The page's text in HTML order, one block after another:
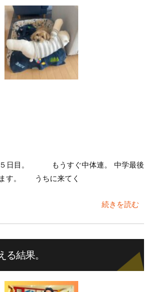
５日目。 もうすぐ中体連。 中学最後
ます。 うちに来てく
続きを読む
る結果。